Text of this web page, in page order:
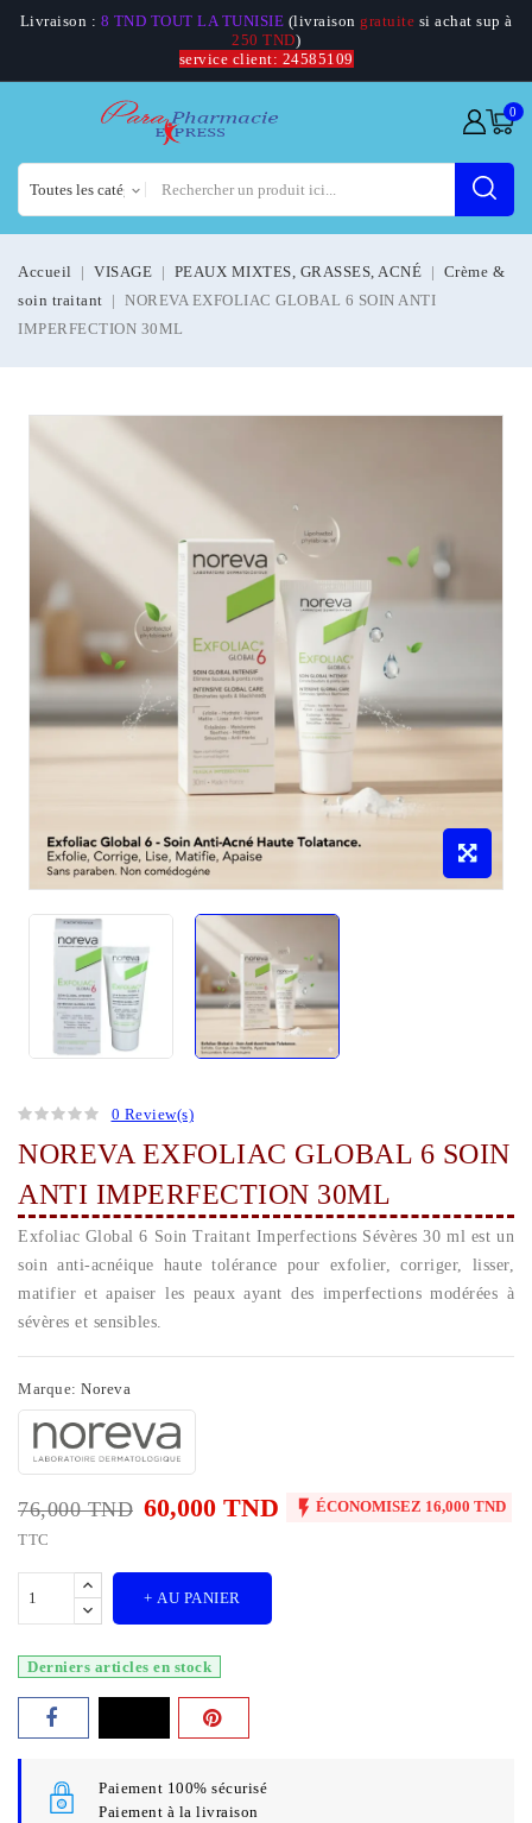
Livraison : 8 TND TOUT LA TUNISIE (livraison gratuite si achat sup à
250 TND)
service client: 24585109
0
Accueil VISAGE PEAUX MIXTES, GRASSES, ACNÉ
Crème &
soin traitant
NOREVA EXFOLIAC GLOBAL 6 SOIN ANTI
IMPERFECTION 30ML
0 Review(s)
NOREVA EXFOLIAC GLOBAL 6 SOIN
ANTI IMPERFECTION 30ML
Exfoliac Global 6 Soin Traitant Imperfections Sévères 30 ml est un
soin anti-acnéique haute tolérance pour exfolier, corriger, lisser,
matifier et apaiser les peaux ayant des imperfections modérées à
sévères et sensibles.
Marque: Noreva
76,000 TND 60,000 TND  ÉCONOMISEZ 16,000 TND
TTC
+ AU PANIER
Derniers articles en stock
Paiement 100% sécurisé
Paiement à la livraison